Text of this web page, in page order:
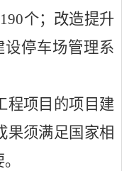
个；改造提升
设停车场管理系
程项目的项目建
果须满足国家相